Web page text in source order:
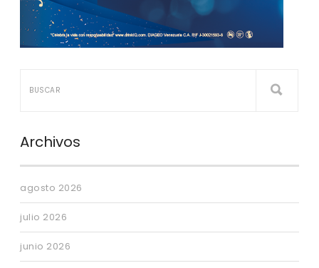
Archivos
agosto 2026
julio 2026
junio 2026